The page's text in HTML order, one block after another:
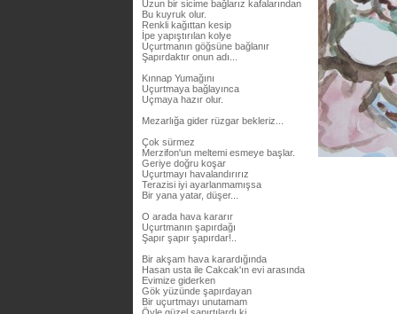
Uzun bir sicime bağlarız kafalarından
Bu kuyruk olur.
Renkli kağıttan kesip
İpe yapıştırılan kolye
Uçurtmanın göğsüne bağlanır
Şapırdaktır onun adı...
Kınnap Yumağını
Uçurtmaya bağlayınca
Uçmaya hazır olur.
Mezarlığa gider rüzgar bekleriz...
Çok sürmez
Merzifon'un meltemi esmeye başlar.
Geriye doğru koşar
Uçurtmayı havalandırırız
Terazisi iyi ayarlanmamışsa
Bir yana yatar, düşer...
O arada hava kararır
Uçurtmanın şapırdağı
Şapır şapır şapırdar!..
Bir akşam hava karardığında
Hasan usta ile Cakcak'ın evi arasında
Evimize giderken
Gök yüzünde şapırdayan
Bir uçurtmayı unutamam